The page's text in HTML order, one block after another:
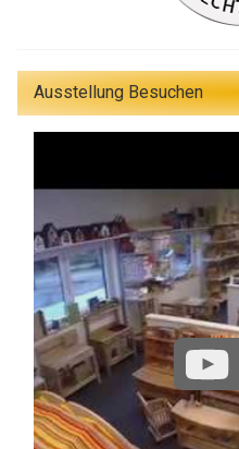
Ausstellung Besuchen